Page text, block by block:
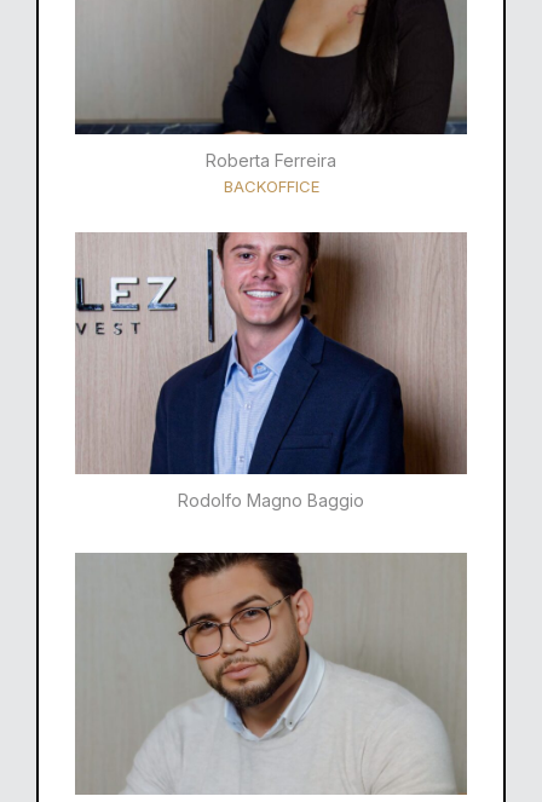
Roberta Ferreira
BACKOFFICE
Rodolfo Magno Baggio​​